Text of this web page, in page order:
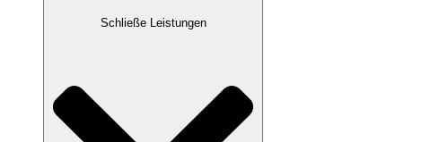
Schließe Leistungen